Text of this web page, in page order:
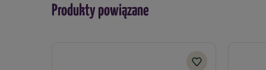
Produkty powiązane